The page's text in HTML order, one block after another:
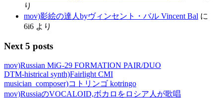
り
mov)影絵の達人byヴィンセント・バル Vincent Bal に
6i6 より
Next 5 posts
mov)Russian MiG-29 FORMATION PAIR/DUO
DTM-histrical synth)Fairlight CMI
musician_composer)コトリンゴ kotringo
mov)RussiaのVOCALOID,ボカロをロシア人が歌唱